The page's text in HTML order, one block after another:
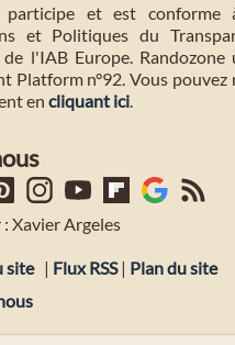
participe et est conforme
et Politiques du
de l'IAB Europe.
Platform n°92. Vous
en cliquant ici
Xavier Argeles
site | Flux RSS| Plan du site